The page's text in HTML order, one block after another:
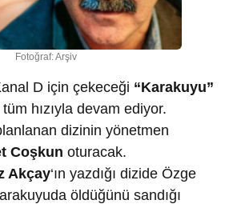
Fotoğraf: Arşiv
D için çekeceği “Karakuyu”
hızıyla devam ediyor.
dizinin yönetmen
Coşkun oturacak.
Akçay‘ın yazdığı dizide Özge
öldüğünü sandığı